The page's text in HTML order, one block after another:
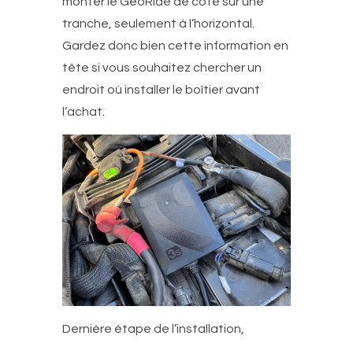
tranche, seulement à l’horizontal.
Gardez donc bien cette information en
tête si vous souhaitez chercher un
endroit où installer le boîtier avant
l’achat.
Dernière étape de l’installation,